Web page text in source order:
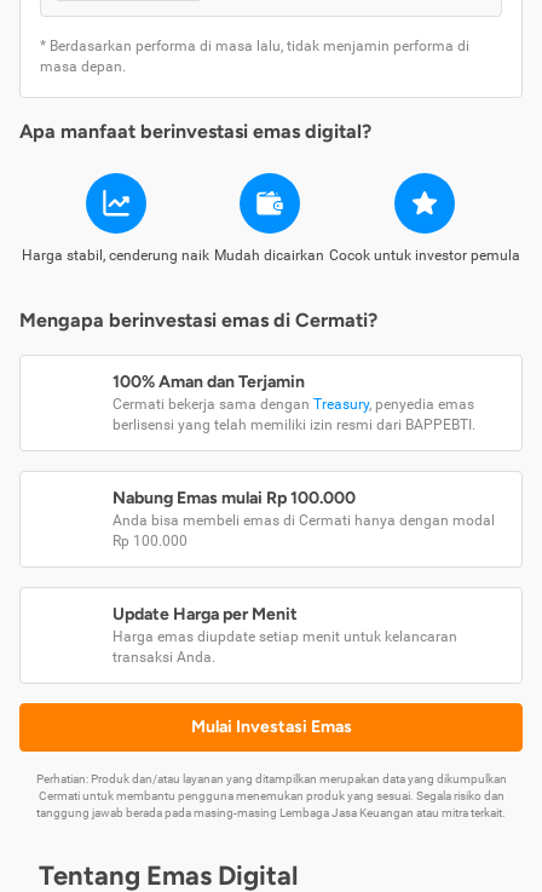
* Berdasarkan performa di masa lalu, tidak menjamin performa di
masa depan.
Apa manfaat berinvestasi emas digital?
Harga stabil, cenderung naik Mudah dicairkan Cocok untuk investor pemula
Mengapa berinvestasi emas di Cermati?
100% Aman dan Terjamin
Cermati bekerja sama dengan Treasury, penyedia emas
berlisensi yang telah memiliki izin resmi dari BAPPEBTI.
Nabung Emas mulai Rp 100.000
Anda bisa membeli emas di Cermati hanya dengan modal
Rp 100.000
Update Harga per Menit
Harga emas diupdate setiap menit untuk kelancaran
transaksi Anda.
Mulai Investasi Emas
Perhatian: Produk dan/atau layanan yang ditampilkan merupakan data yang dikumpulkan
Cermati untuk membantu pengguna menemukan produk yang sesuai. Segala risiko dan
tanggung jawab berada pada masing-masing Lembaga Jasa Keuangan atau mitra terkait.
Tentang Emas Digital